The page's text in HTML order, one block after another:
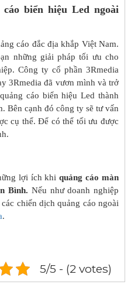
biển hiệu Led ngoài
cáo đắc địa khắp Việt Nam.
những giải pháp tối ưu cho
Công ty cổ phần 3Rmedia
3Rmedia đã vươn mình và trở
cáo biển hiệu Led thành
Bên cạnh đó công ty sẽ tư vấn
cụ thể. Để có thể tối ưu được
lợi ích khiquảng cáo màn
Bình. Nếu như doanh nghiệp
chiến dịch quảng cáo ngoài
.
5/5 - (2 votes)